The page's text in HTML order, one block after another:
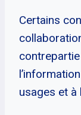
Certains
usages et à